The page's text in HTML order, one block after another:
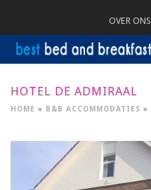
OVER ONS
HOTEL DE ADMIRAAL
HOME » B&B ACCOMMODATIES »